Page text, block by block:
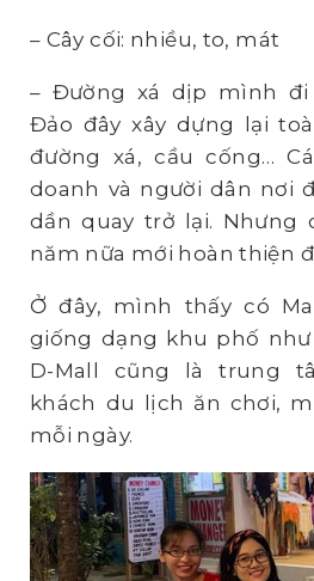
– Cây cối: nhiều, to, mát
– Đường xá dịp mình đi
Đảo đây xây dựng lại
đường xá, cầu cống…
doanh và người dân nơi
dần quay trở lại. Nhưng
năm nữa mới hoàn thiện
Ở đây, mình thấy có
giống dạng khu phố như
D-Mall cũng là trung
khách du lịch ăn chơi,
mỗi ngày.